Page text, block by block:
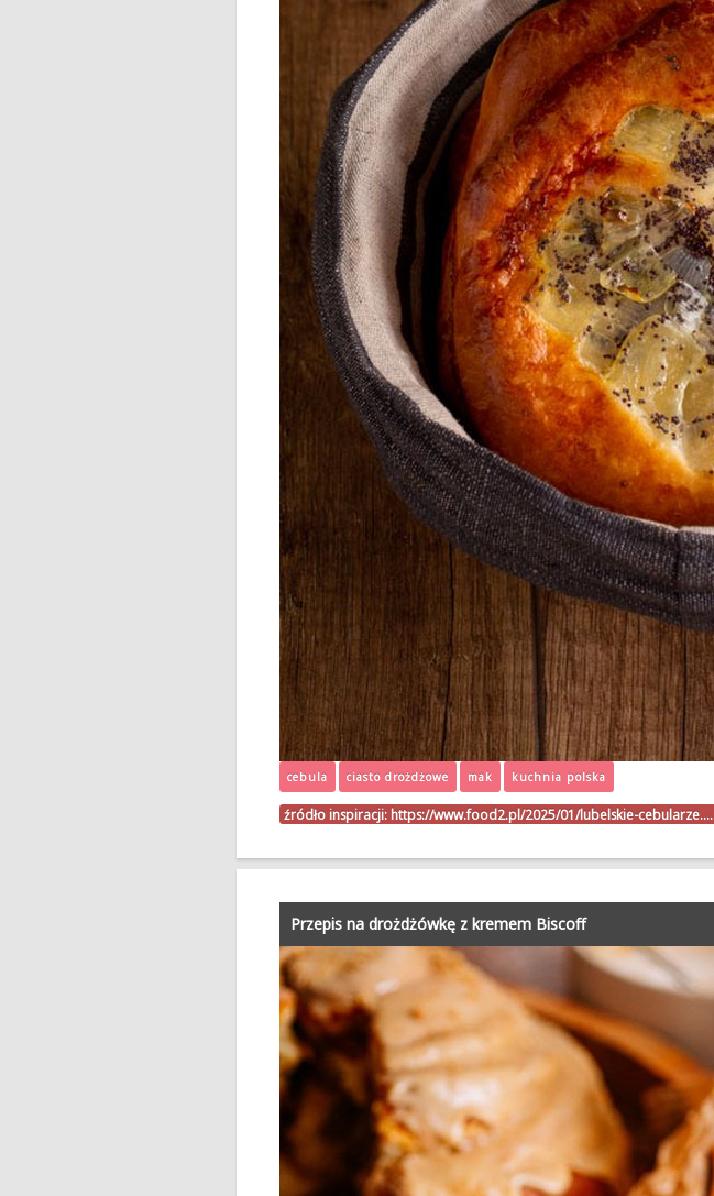
cebula ciasto drożdżowe mak kuchnia polska
źródło inspiracji: https://www.food2.pl/2025/01/lubelskie-cebularze.…
Przepis na drożdżówkę z kremem Biscoff